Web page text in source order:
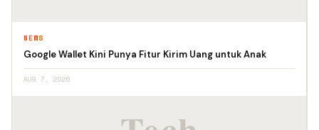
NEWS
Google Wallet Kini Punya Fitur Kirim Uang untuk Anak
AUG 7, 2026